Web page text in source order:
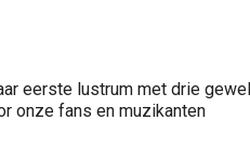
eerste lustrum met drie
onze fans en muzikanten